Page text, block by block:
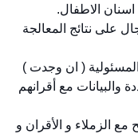
الاطفال.
على نتائج المعالجة
( ان وجدت )
والبيانات مع أقرانهم
الزملاء و الأقران و